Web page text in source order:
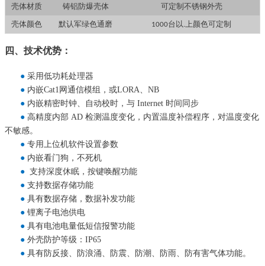
壳体材质 铸铝防爆壳体
可定制不锈钢外壳
壳体颜色
默认军绿色通磨 1000台以.上颜色可定制
四、技术优势：
● 采用低功耗处理器
● 内嵌Cat1网通信模组，或LORA、NB
● 内嵌精密时钟、自动校时，与 Internet 时间同步
● 高精度内部 AD 检测温度变化，内置温度补偿程序，对温度变化
不敏感。
● 专用上位机软件设置参数
● 内嵌看门狗，不死机
● 支持深度休眠，按键唤醒功能
● 支持数据存储功能
● 具有数据存储，数据补发功能
● 锂离子电池供电
● 具有电池电量低短信报警功能
● 外壳防护等级：IP65
● 具有防反接、防浪涌、防震、防潮、防雨、防有害气体功能。